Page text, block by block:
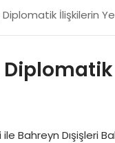
İlişkilerin
ile Bahreyn